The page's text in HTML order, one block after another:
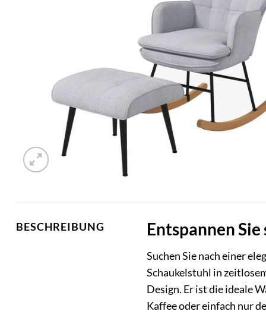
BESCHREIBUNG Entspannen
Suchen Sie nach einer
Schaukelstuhl in
Design. Er ist die ideale
Kaffee oder einfach nur